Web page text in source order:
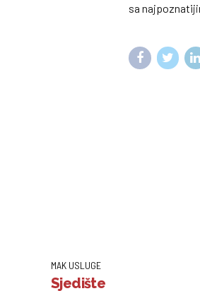
sa
MAK USLUGE
Sjedište